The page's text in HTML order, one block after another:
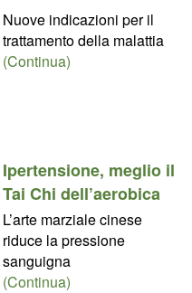
Nuove indicazioni per il
trattamento della malattia
(Continua)
Ipertensione, meglio il
Tai Chi dell’aerobica
L’arte marziale cinese
riduce la pressione
sanguigna
(Continua)